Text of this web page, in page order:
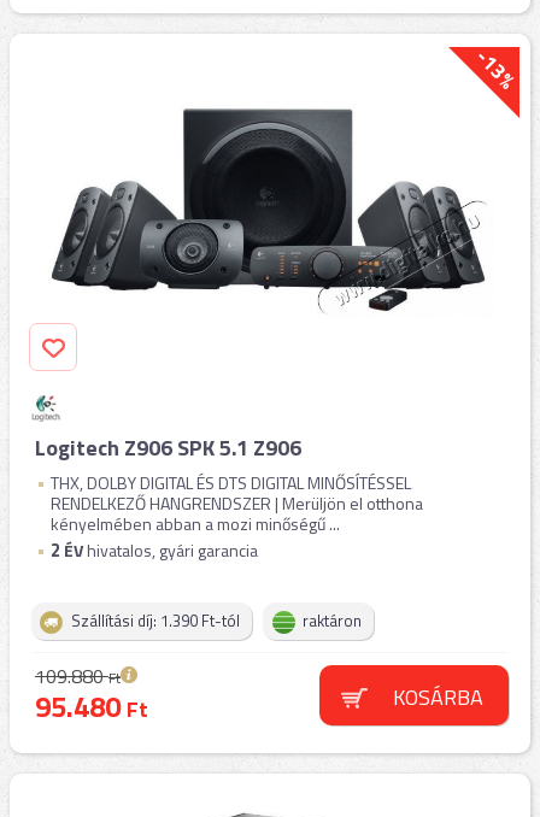
-13%
Logitech Z906 SPK 5.1 Z906
THX, DOLBY DIGITAL ÉS DTS DIGITAL MINŐSÍTÉSSEL
RENDELKEZŐ HANGRENDSZER | Merüljön el otthona
kényelmében abban a mozi minőségű ...
2 ÉVhivatalos, gyári garancia
Szállítási díj: 1.390 Ft-tól raktáron
109.880Ft
95.480Ft KOSÁRBA